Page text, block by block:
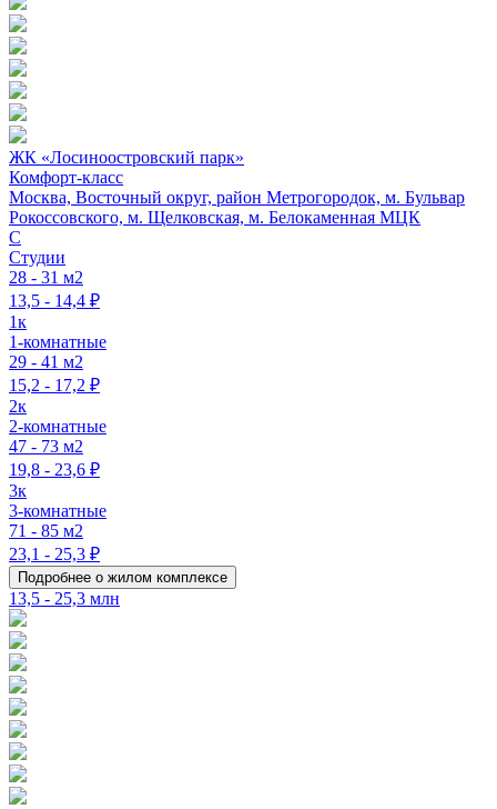
ЖК «Лосиноостровский парк»
Комфорт-класс
Москва, Восточный округ, район Метрогородок, м. Бульвар
Рокоссовского, м. Щелковская, м. Белокаменная МЦК
C
Студии
28 - 31 м2
13,5 - 14,4 ₽
1к
1-комнатные
29 - 41 м2
15,2 - 17,2 ₽
2к
2-комнатные
47 - 73 м2
19,8 - 23,6 ₽
3к
3-комнатные
71 - 85 м2
23,1 - 25,3 ₽
Подробнее о жилом комплексе
13,5 - 25,3 млн